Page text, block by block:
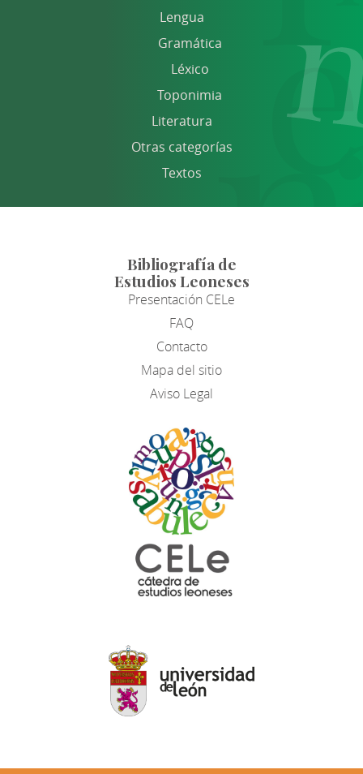
Lengua
Gramática
Léxico
Toponimia
Literatura
Otras categorías
Textos
Bibliografía de
Estudios Leoneses
Presentación CELe
FAQ
Contacto
Mapa del sitio
Aviso Legal